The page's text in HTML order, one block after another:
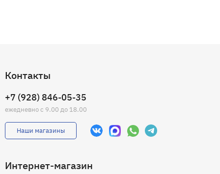
Контакты
+7 (928) 846-05-35
ежедневно с 9.00 до 18.00
Наши магазины
Интернет-магазин